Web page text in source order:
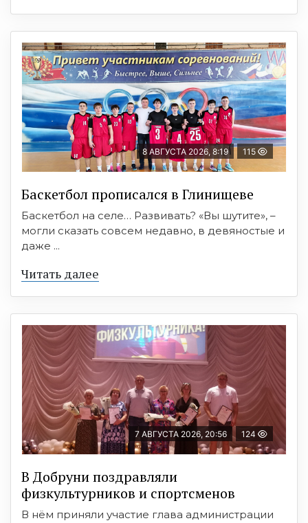
8 АВГУСТА 2026, 8:19 115
Баскетбол прописался в Глинищеве
Баскетбол на селе… Развивать? «Вы шутите», –
могли сказать совсем недавно, в девяностые и
даже ...
Читать далее
7 АВГУСТА 2026, 20:56 124
В Добруни поздравляли
физкультурников и спортсменов
В нём приняли участие глава администрации